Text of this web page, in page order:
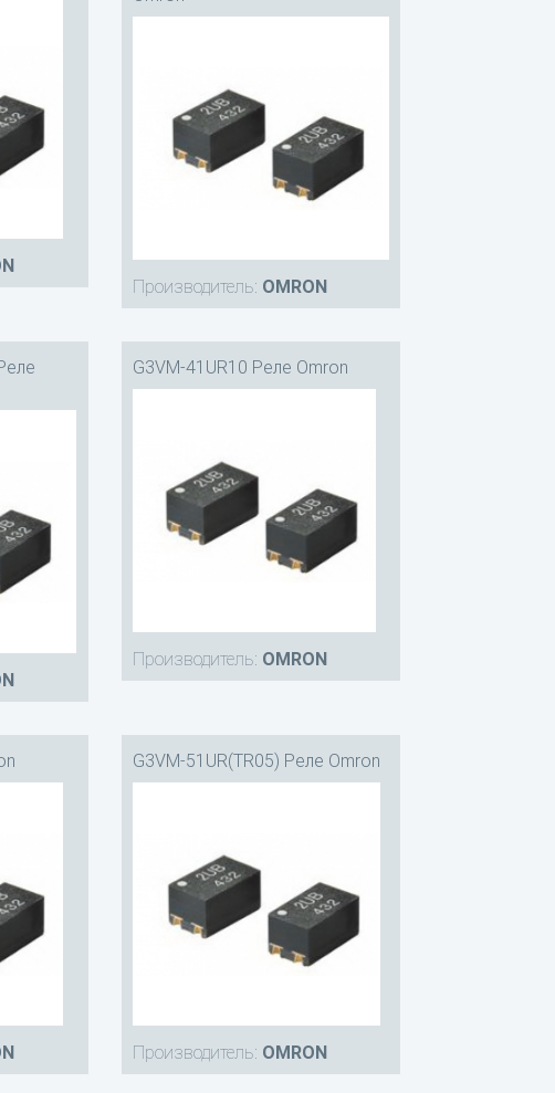
Производитель: OMRON
G3VM-41UR10 Реле Omron
Производитель: OMRON
G3VM-51UR(TR05) Реле Omron
Производитель: OMRON